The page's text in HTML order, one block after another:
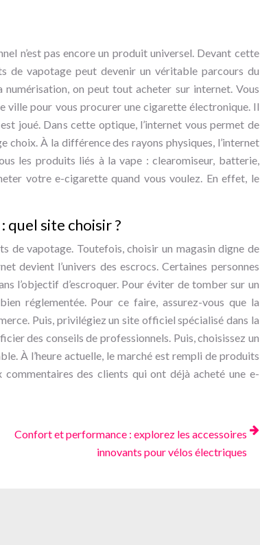
n’est pas encore un produit universel. Devant cette
de vapotage peut devenir un véritable parcours du
numérisation, on peut tout acheter sur internet. Vous
ville pour vous procurer une cigarette électronique. Il
joué. Dans cette optique, l’internet vous permet de
choix. À la différence des rayons physiques, l’internet
les produits liés à la vape : clearomiseur, batterie,
votre e-cigarette quand vous voulez. En effet, le
quel site choisir ?
de vapotage. Toutefois, choisir un magasin digne de
devient l’univers des escrocs. Certaines personnes
l’objectif d’escroquer. Pour éviter de tomber sur un
réglementée. Pour ce faire, assurez-vous que la
Puis, privilégiez un site officiel spécialisé dans la
des conseils de professionnels. Puis, choisissez un
À l’heure actuelle, le marché est rempli de produits
des clients qui ont déjà acheté une e-
Confort et performance : explorez les accessoires
innovants pour vélos électriques